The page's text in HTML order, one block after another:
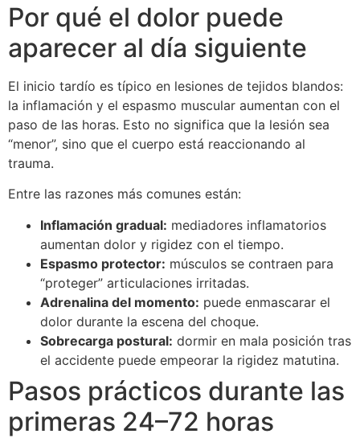
Por qué el dolor puede
aparecer al día siguiente
El inicio tardío es típico en lesiones de tejidos blandos:
la inflamación y el espasmo muscular aumentan con el
paso de las horas. Esto no significa que la lesión sea
“menor”, sino que el cuerpo está reaccionando al
trauma.
Entre las razones más comunes están:
Inflamación gradual: mediadores inflamatorios
aumentan dolor y rigidez con el tiempo.
Espasmo protector: músculos se contraen para
“proteger” articulaciones irritadas.
Adrenalina del momento: puede enmascarar el
dolor durante la escena del choque.
Sobrecarga postural: dormir en mala posición tras
el accidente puede empeorar la rigidez matutina.
Pasos prácticos durante las
primeras 24–72 horas